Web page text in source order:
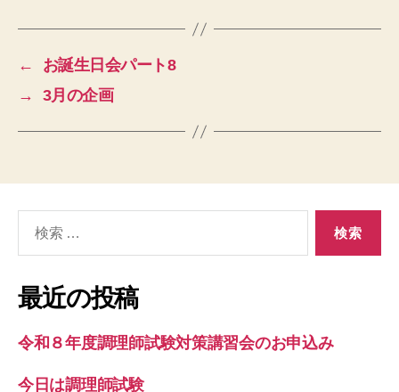
←
お誕生日会パート8
→
3月の企画
象:
最近の投稿
令和８年度調理師試験対策講習会のお申込み
今日は調理師試験